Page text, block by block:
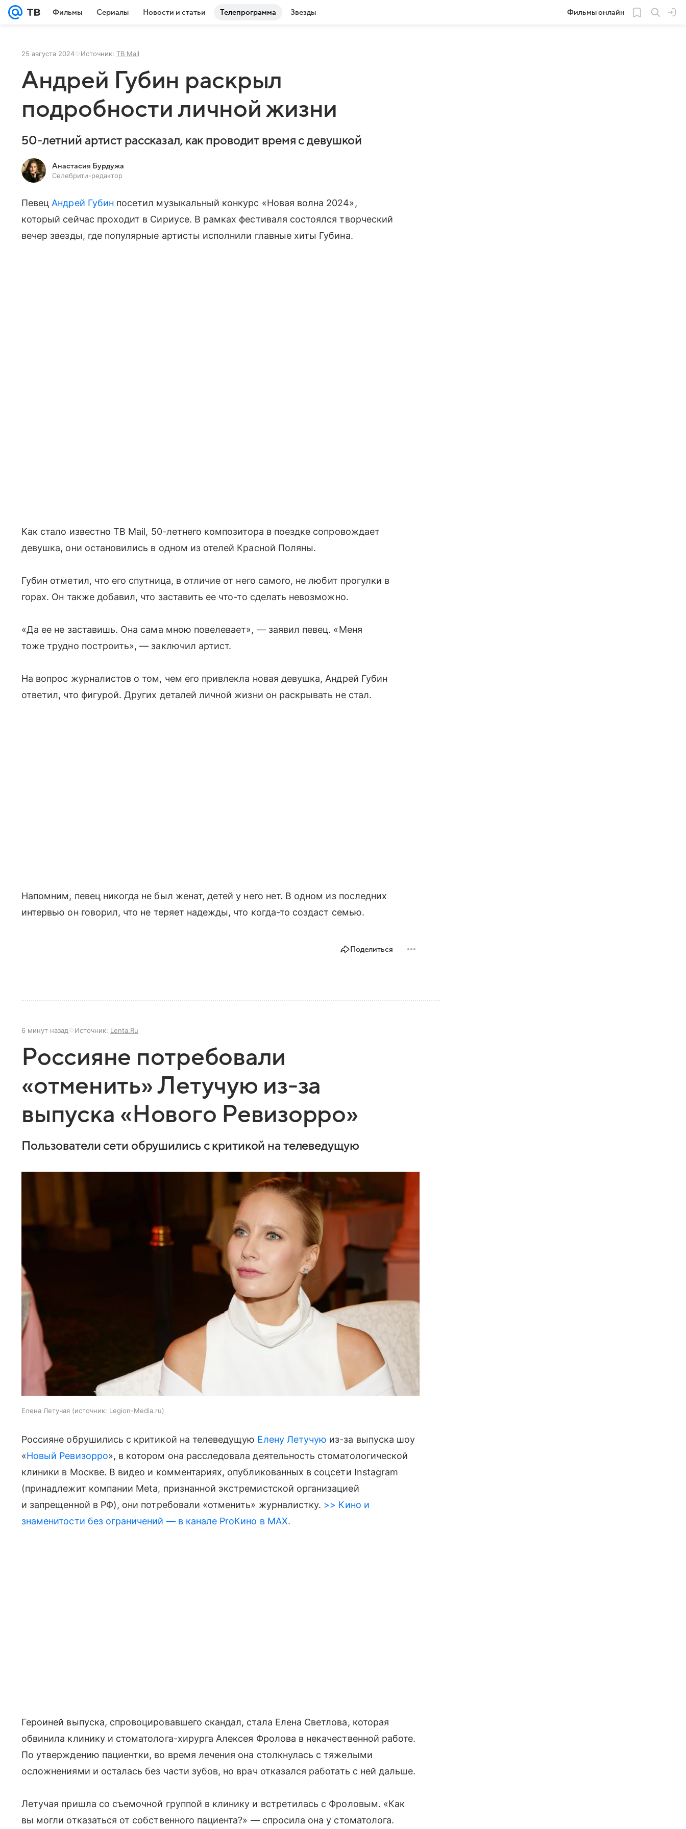
Фильмы Сериалы Новости и статьи Телепрограмма Звезды Фильмы онлайн
25 августа 2024 Источник: ТВ Mail
Андрей Губин раскрыл
подробности личной жизни
50-летний артист рассказал, как проводит время с девушкой
Анастасия Бурдужа
Селебрити-редактор
Певец Андрей Губин посетил музыкальный конкурс «Новая волна 2024»,
который сейчас проходит в Сириусе. В рамках фестиваля состоялся творческий
вечер звезды, где популярные артисты исполнили главные хиты Губина.
Как стало известно ТВ Mail, 50-летнего композитора в поездке сопровождает
девушка, они остановились в одном из отелей Красной Поляны.
Губин отметил, что его спутница, в отличие от него самого, не любит прогулки в
горах. Он также добавил, что заставить ее что-то сделать невозможно.
«Да ее не заставишь. Она сама мною повелевает», — заявил певец. «Меня
тоже трудно построить», — заключил артист.
На вопрос журналистов о том, чем его привлекла новая девушка, Андрей Губин
ответил, что фигурой. Других деталей личной жизни он раскрывать не стал.
Напомним, певец никогда не был женат, детей у него нет. В одном из последних
интервью он говорил, что не теряет надежды, что когда-то создаст семью.
Поделиться
6 минут назад Источник: Lenta.Ru
Россияне потребовали
«отменить» Летучую из-за
выпуска «Нового Ревизорро»
Пользователи сети обрушились с критикой на телеведущую
Елена Летучая источник: Legion-Media.ru
Россияне обрушились с критикой на телеведущую Елену Летучую из-за выпуска шоу
«Новый Ревизорро», в котором она расследовала деятельность стоматологической
клиники в Москве. В видео и комментариях, опубликованных в соцсети Instagram
(принадлежит компании Meta, признанной экстремистской организацией
и запрещенной в РФ), они потребовали «отменить» журналистку. >> Кино и
знаменитости без ограничений — в канале ProКино в MAX.
Героиней выпуска, спровоцировавшего скандал, стала Елена Светлова, которая
обвинила клинику и стоматолога-хирурга Алексея Фролова в некачественной работе.
По утверждению пациентки, во время лечения она столкнулась с тяжелыми
осложнениями и осталась без части зубов, но врач отказался работать с ней дальше.
Летучая пришла со съемочной группой в клинику и встретилась с Фроловым. «Как
вы могли отказаться от собственного пациента?» — спросила она у стоматолога.